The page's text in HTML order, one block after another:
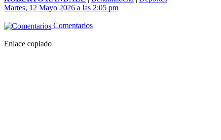
Martes, 12 Mayo 2026 a las 2:05 pm
Comentarios
Enlace copiado